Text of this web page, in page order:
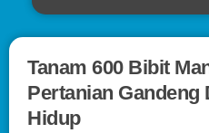
Tanam 600 Bibit
Pertanian Gandeng
Hidup